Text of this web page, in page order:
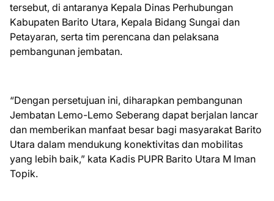
tersebut, di antaranya Kepala Dinas Perhubungan
Kabupaten Barito Utara, Kepala Bidang Sungai dan
Petayaran, serta tim perencana dan pelaksana
pembangunan jembatan.
“Dengan persetujuan ini, diharapkan pembangunan
Jembatan Lemo-Lemo Seberang dapat berjalan lancar
dan memberikan manfaat besar bagi masyarakat Barito
Utara dalam mendukung konektivitas dan mobilitas
yang lebih baik,” kata Kadis PUPR Barito Utara M Iman
Topik.